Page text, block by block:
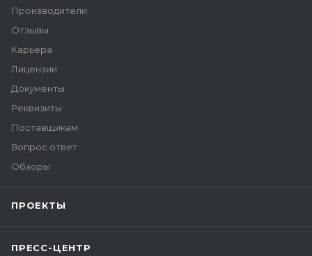
Производители
Отзывы
Карьера
Лицензии
Документы
Реквизиты
Поставщикам
Вопрос ответ
Обзоры
ПРОЕКТЫ
ПРЕСС-ЦЕНТР